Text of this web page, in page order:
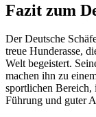
Fazit zum
Der Deut­sche
treue Hun­de­ras­se,
Welt begeis­tert.
machen ihn zu
sport­li­chen Bereich,
Füh­rung und guter